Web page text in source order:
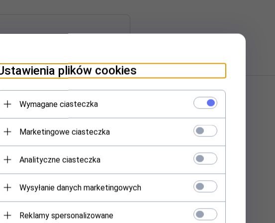
VIDEO OPINIE KLIENTÓW
0-6 miesięcy.
uroczego Bałwanka.
partii
plików cookies
Wymagane ciasteczka
Marketingowe ciasteczka
Analityczne ciasteczka
Wysyłanie danych marketingowych
Reklamy spersonalizowane